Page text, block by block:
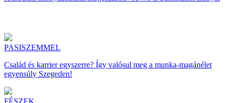
PASISZEMMEL
Család és karrier egyszerre? Így valósul meg a munka-magánélet
egyensúly Szegeden!
FÉSZEK